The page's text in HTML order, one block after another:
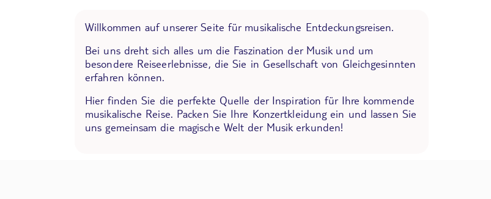
Willkommen auf unserer Seite für musikalische Entdeckungsreisen.
Bei uns dreht sich alles um die Faszination der Musik und um
besondere Reiseerlebnisse, die Sie in Gesellschaft von Gleichgesinnten
erfahren können.
Hier finden Sie die perfekte Quelle der Inspiration für Ihre kommende
musikalische Reise. Packen Sie Ihre Konzertkleidung ein und lassen Sie
uns gemeinsam die magische Welt der Musik erkunden!